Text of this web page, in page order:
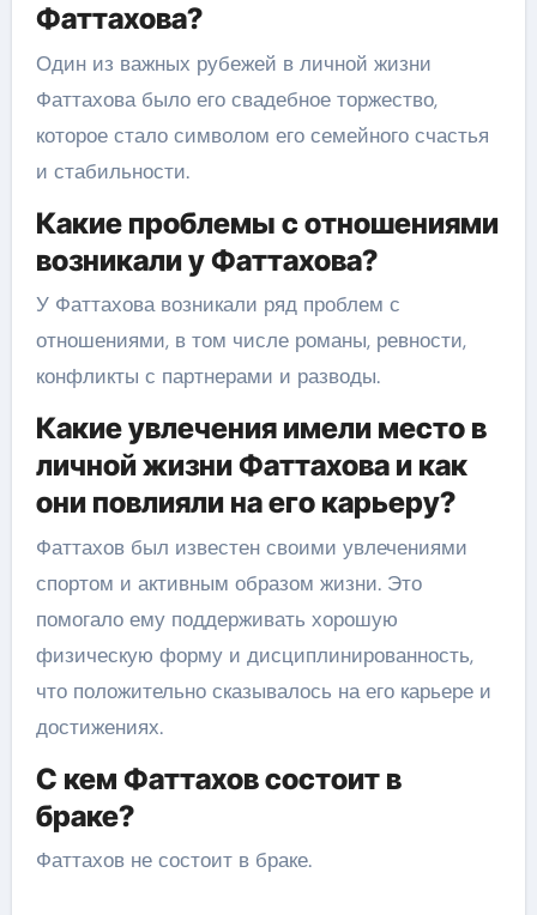
Фаттахова?
Один из важных рубежей в личной жизни
Фаттахова было его свадебное торжество,
которое стало символом его семейного счастья
и стабильности.
Какие проблемы с отношениями
возникали у Фаттахова?
У Фаттахова возникали ряд проблем с
отношениями, в том числе романы, ревности,
конфликты с партнерами и разводы.
Какие увлечения имели место в
личной жизни Фаттахова и как
они повлияли на его карьеру?
Фаттахов был известен своими увлечениями
спортом и активным образом жизни. Это
помогало ему поддерживать хорошую
физическую форму и дисциплинированность,
что положительно сказывалось на его карьере и
достижениях.
С кем Фаттахов состоит в
браке?
Фаттахов не состоит в браке.